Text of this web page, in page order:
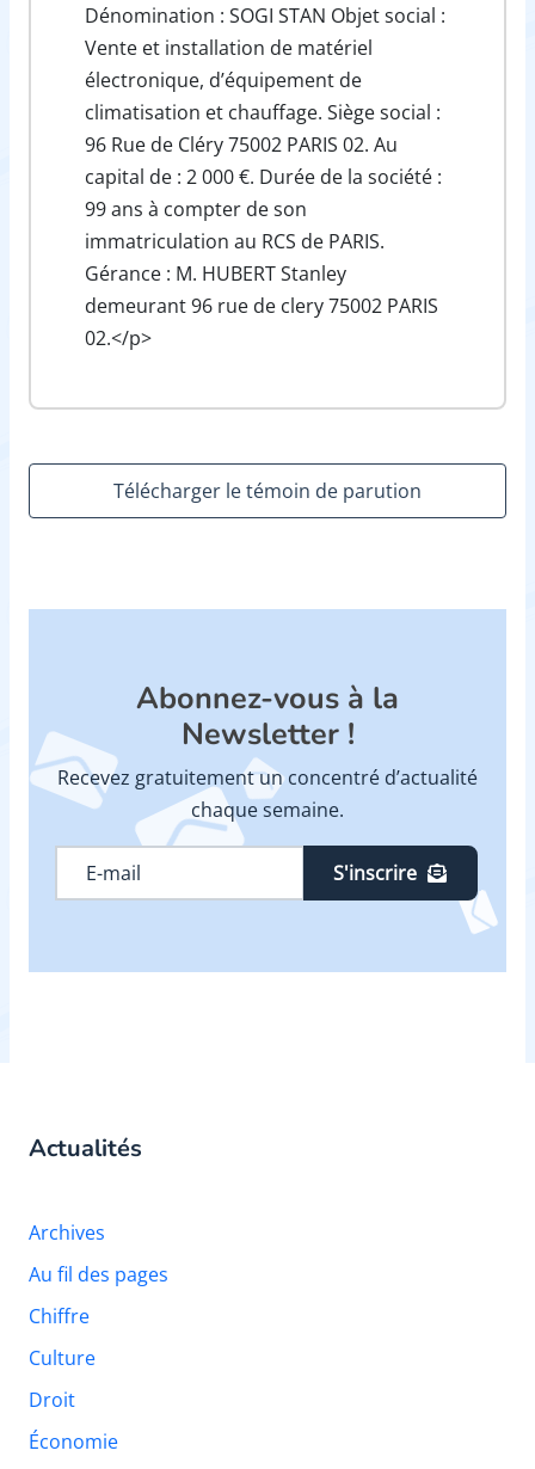
Dénomination : SOGI STAN Objet social :
Vente et installation de matériel
électronique, d’équipement de
climatisation et chauffage. Siège social :
96 Rue de Cléry 75002 PARIS 02. Au
capital de : 2 000 €. Durée de la société :
99 ans à compter de son
immatriculation au RCS de PARIS.
Gérance : M. HUBERT Stanley
demeurant 96 rue de clery 75002 PARIS
02.</p>
Télécharger le témoin de parution
Abonnez-vous à la
Newsletter !
Recevez gratuitement un concentré d’actualité
chaque semaine.
S'inscrire
Actualités
Archives
Au fil des pages
Chiffre
Culture
Droit
Économie